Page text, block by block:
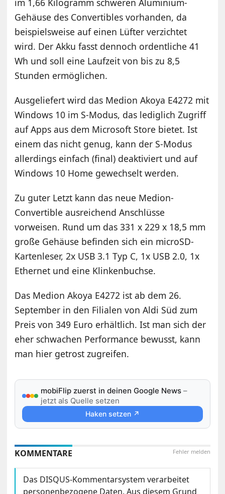
Gehäuse des Convertibles vorhanden, da
beispielsweise auf einen Lüfter verzichtet
wird. Der Akku fasst dennoch ordentliche 41
Wh und soll eine Laufzeit von bis zu 8,5
Stunden ermöglichen.
Ausgeliefert wird das Medion Akoya E4272 mit
Windows 10 im S-Modus, das lediglich Zugriff
auf Apps aus dem Microsoft Store bietet. Ist
einem das nicht genug, kann der S-Modus
allerdings einfach (final) deaktiviert und auf
Windows 10 Home gewechselt werden.
Zu guter Letzt kann das neue Medion-
Convertible ausreichend Anschlüsse
vorweisen. Rund um das 331 x 229 x 18,5 mm
große Gehäuse befinden sich ein microSD-
Kartenleser, 2x USB 3.1 Typ C, 1x USB 2.0, 1x
Ethernet und eine Klinkenbuchse.
Das Medion Akoya E4272 ist ab dem 26.
September in den Filialen von Aldi Süd zum
Preis von 349 Euro erhältlich. Ist man sich der
eher schwachen Performance bewusst, kann
man hier getrost zugreifen.
mobiFlip zuerst in deinen Google News –
jetzt als Quelle setzen
Haken setzen ↗
Fehler melden
KOMMENTARE
Das DISQUS-Kommentarsystem verarbeitet
personenbezogene Daten. Aus diesem Grund